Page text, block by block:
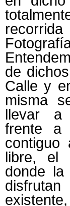
de
Calle y
misma
llevar a
frente
libre, el
donde